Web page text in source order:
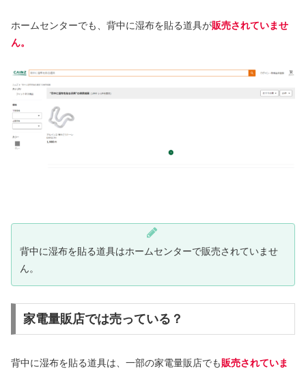
ホームセンターでも、背中に湿布を貼る道具が販売されていませ
ん。
背中に湿布を貼る道具はホームセンターで販売されていませ
ん。
家電量販店では売っている？
背中に湿布を貼る道具は、一部の家電量販店でも 販売されていま